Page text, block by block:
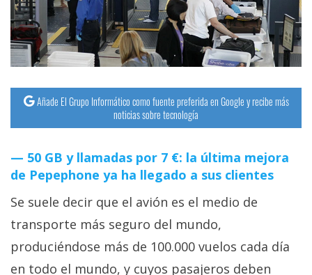
Operadores
Trucos
Tutoriales
Ciberseguridad
Sistemas
operativos
Profesional
Añade El Grupo Informático como fuente preferida en Google y recibe más
noticias sobre tecnología
50 GB y llamadas por 7 €: la última mejora
de Pepephone ya ha llegado a sus clientes
Se suele decir que el avión es el medio de
transporte más seguro del mundo,
produciéndose más de 100.000 vuelos cada día
en todo el mundo, y cuyos pasajeros deben